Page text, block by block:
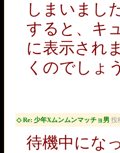
しまいまし
すると、キ
に表示され
くのでしょ
◇ Re: 少年Xムンムンマッチョ男 投
待機中にな